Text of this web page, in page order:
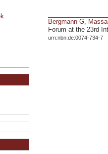
Bergmann G
Forum at the 23rd
urn:nbn:de:0074-734-7